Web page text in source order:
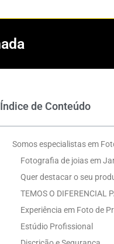
Índice de Conteúdo
Somos especialistas em
Fotografia de joias em
Quer destacar o seu
TEMOS O DIFERENCIAL
Experiência em Foto de
Estúdio Profissional